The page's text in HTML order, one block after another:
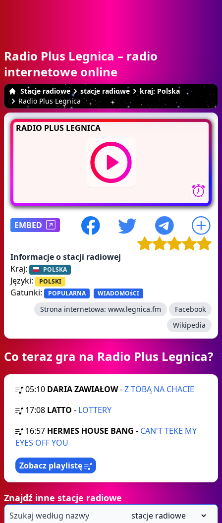
Radio Plus Legnica – radio
internetowe online
Stacje radiowe stacje radiowe
kraj: Polska
Radio Plus Legnica
RADIO PLUS LEGNICA
EMBED
Informacje o stacji radiowej
Kraj:
POLSKA
Języki: POLSKI
Gatunki: POPULARNA WIADOMOśCI
Strona internetowa: www.legnica.fm
Facebook
Wikipedia
Co teraz gra na Radio Plus Legnica?
05:10 DARIA ZAWIAŁOW-Z TOBĄ NA CHACIE
17:08 LATTO - LOTTERY
16:57 HERMES HOUSE BANG - CAN'T TEKE MY
EYES OFF YOU
Zobacz playlistę
Znajdź inne stacje radiowe